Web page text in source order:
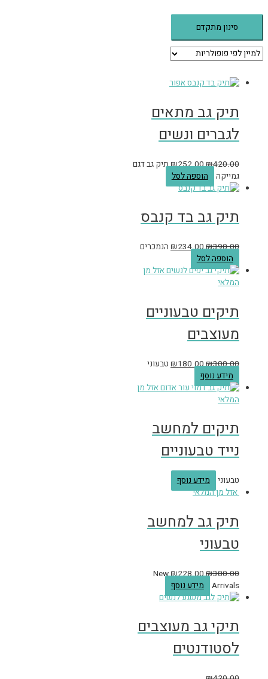
סינון מתקדם
תיק גב מתאים
לגברים ונשים
₪420.00
₪252.00
תיק גב דגם
גמייקה
הוספה לסל
תיק גב בד קנבס
₪390.00
₪234.00
הנמכרים
הוספה לסל
אזל מן
המלאי
תיקים טבעוניים
מעוצבים
₪300.00
₪180.00
טבעוני
מידע נוסף
אזל מן
המלאי
תיקים למחשב
נייד טבעוניים
טבעוני
מידע נוסף
אזל מן המלאי
תיק גב למחשב
טבעוני
₪380.00
₪228.00
New
Arrivals
מידע נוסף
תיקי גב מעוצבים
לסטודנטים